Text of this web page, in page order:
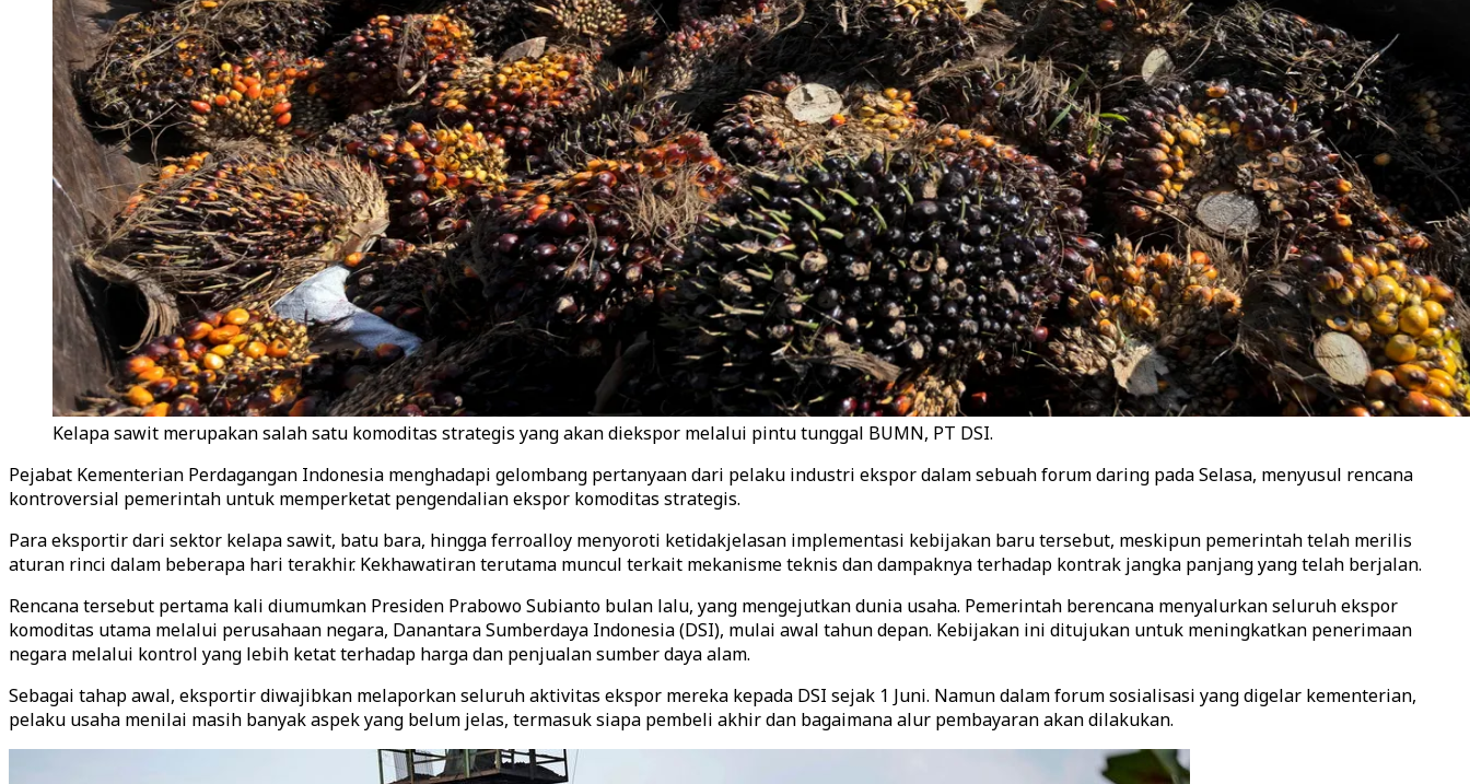
Kelapa sawit merupakan salah satu komoditas strategis yang akan diekspor melalui pintu tunggal BUMN, PT DSI.
Pejabat Kementerian Perdagangan Indonesia menghadapi gelombang pertanyaan dari pelaku industri ekspor dalam sebuah forum daring pada Selasa, menyusul rencana
kontroversial pemerintah untuk memperketat pengendalian ekspor komoditas strategis.
Para eksportir dari sektor kelapa sawit, batu bara, hingga ferroalloy menyoroti ketidakjelasan implementasi kebijakan baru tersebut, meskipun pemerintah telah merilis
aturan rinci dalam beberapa hari terakhir. Kekhawatiran terutama muncul terkait mekanisme teknis dan dampaknya terhadap kontrak jangka panjang yang telah berjalan.
Rencana tersebut pertama kali diumumkan Presiden Prabowo Subianto bulan lalu, yang mengejutkan dunia usaha. Pemerintah berencana menyalurkan seluruh ekspor
komoditas utama melalui perusahaan negara, Danantara Sumberdaya Indonesia (DSI), mulai awal tahun depan. Kebijakan ini ditujukan untuk meningkatkan penerimaan
negara melalui kontrol yang lebih ketat terhadap harga dan penjualan sumber daya alam.
Sebagai tahap awal, eksportir diwajibkan melaporkan seluruh aktivitas ekspor mereka kepada DSI sejak 1 Juni. Namun dalam forum sosialisasi yang digelar kementerian,
pelaku usaha menilai masih banyak aspek yang belum jelas, termasuk siapa pembeli akhir dan bagaimana alur pembayaran akan dilakukan.